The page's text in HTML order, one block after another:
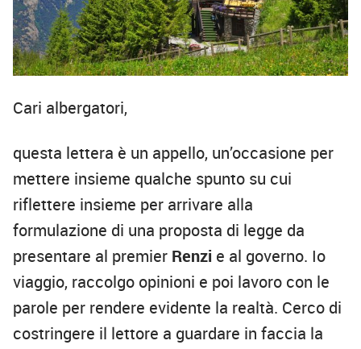
Cari albergatori,
questa lettera è un appello, un’occasione per
mettere insieme qualche spunto su cui
riflettere insieme per arrivare alla
formulazione di una proposta di legge da
presentare al premier Renzi e al governo. Io
viaggio, raccolgo opinioni e poi lavoro con le
parole per rendere evidente la realtà. Cerco di
costringere il lettore a guardare in faccia la